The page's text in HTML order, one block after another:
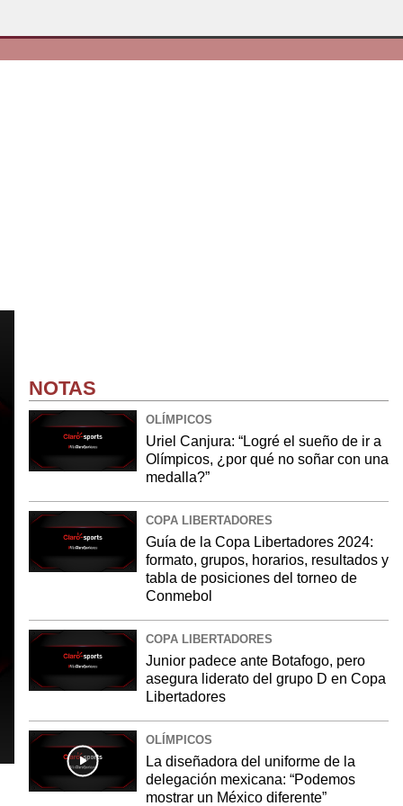
NOTAS
OLÍMPICOS
Uriel Canjura: “Logré el sueño de ir a
Olímpicos, ¿por qué no soñar con una
medalla?”
COPA LIBERTADORES
Guía de la Copa Libertadores 2024:
formato, grupos, horarios, resultados y
tabla de posiciones del torneo de
Conmebol
COPA LIBERTADORES
Junior padece ante Botafogo, pero
asegura liderato del grupo D en Copa
Libertadores
OLÍMPICOS
La diseñadora del uniforme de la
delegación mexicana: “Podemos
mostrar un México diferente”